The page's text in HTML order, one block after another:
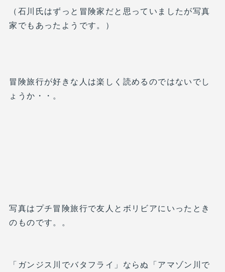
（石川氏はずっと冒険家だと思っていましたが写真
家でもあったようです。）
冒険旅行が好きな人は楽しく読めるのではないでし
ょうか・・。
写真はプチ冒険旅行で友人とボリビアにいったとき
のものです。。
「ガンジス川でバタフライ」ならぬ「アマゾン川で